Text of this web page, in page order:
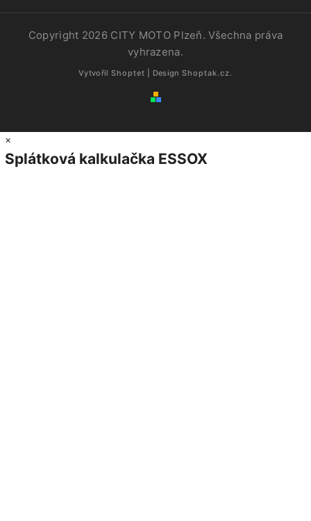
Copyright 2026 CITY MOTO Plzeň. Všechna práva
vyhrazena.
Vytvořil Shoptet | Design Shoptak.cz.
×
Splátková kalkulačka ESSOX